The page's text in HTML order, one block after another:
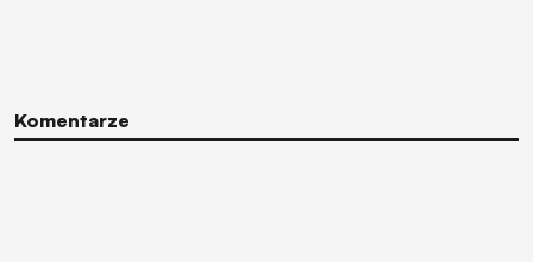
Komentarze